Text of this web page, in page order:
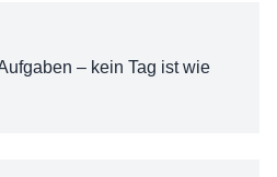
– kein Tag ist wie